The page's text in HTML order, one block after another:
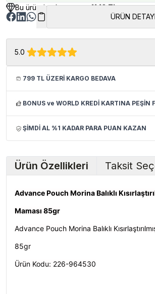
Bu üründen kazancınız11.19 TL
ÜRÜN DETAYI
5.0
799 TL ÜZERİ KARGO BEDAVA
BONUS ve WORLD KREDİ KARTINA PEŞİN
ŞİMDİ AL %1 KADAR PARA PUAN KAZAN
Ürün Özellikleri Taksit
Advance Pouch Morina Balıklı
Maması 85gr
Advance Pouch Morina Balıklı
85gr
Ürün Kodu: 226-964530